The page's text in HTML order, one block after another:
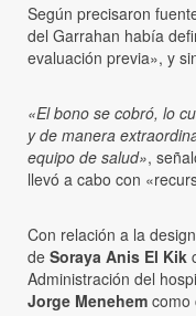
Según precisaron
del Garrahan había
evaluación previa», y
«El bono se cobró, lo
y de manera
equipo de salud»,
llevó a cabo con
Con relación a la
de Soraya Anis El Kik
Administración del
Jorge Menehem como